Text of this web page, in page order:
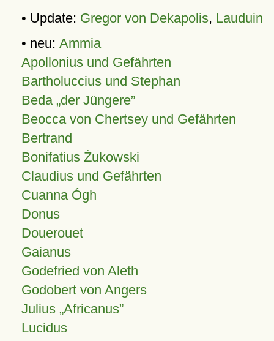
• Update: Gregor von Dekapolis, Lauduin
• neu: Ammia
Apollonius und Gefährten
Bartholuccius und Stephan
Beda „der Jüngere”
Beocca von Chertsey und Gefährten
Bertrand
Bonifatius Żukowski
Claudius und Gefährten
Cuanna Ógh
Donus
Douerouet
Gaianus
Godefried von Aleth
Godobert von Angers
Julius Africanus
Lucidus